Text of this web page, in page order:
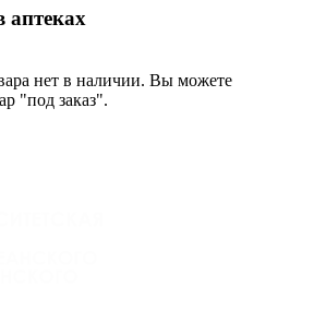
аптеках
нет в наличии. Вы можете
"под заказ".